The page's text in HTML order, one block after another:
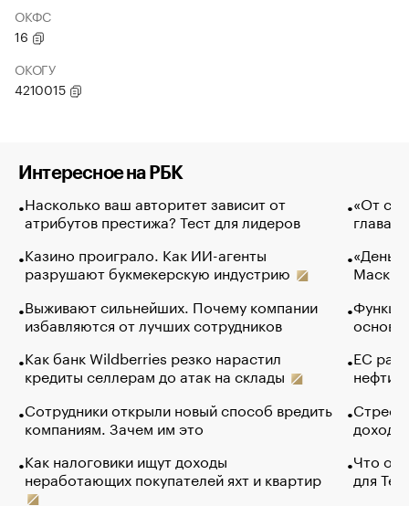
ОКФС
16
ОКОГУ
4210015
Интересное на РБК
Насколько ваш авторитет зависит от
атрибутов престижа? Тест для лидеров
Казино проиграло. Как ИИ-агенты
разрушают букмекерскую индустрию
Выживают сильнейших. Почему компании
избавляются от лучших сотрудников
Как банк Wildberries резко нарастил
кредиты селлерам до атак на склады
Сотрудники открыли новый способ вредить
компаниям. Зачем им это
Как налоговики ищут доходы
неработающих покупателей яхт и квартир
«От
глава
Маск в
основ
ЕС
нефти
Что
для